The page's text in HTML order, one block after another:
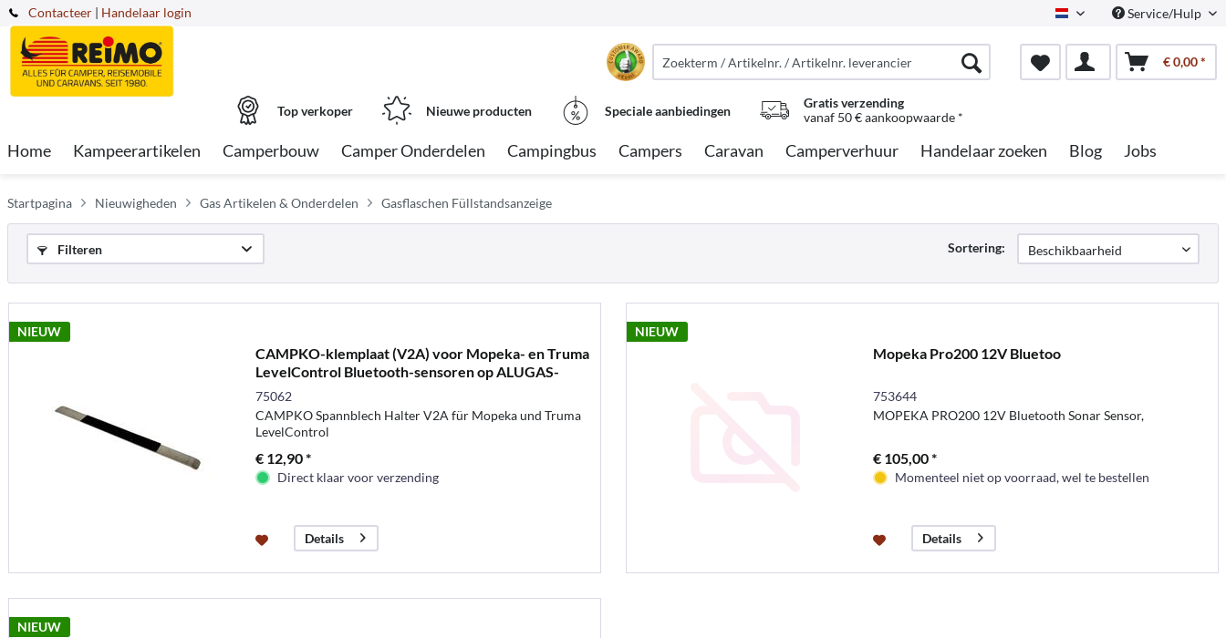
Contacteer Dutch Service/Hulp
| Handelaar login
€ 0,00 *
Top verkoper Nieuwe producten Speciale aanbiedingen
Gratis verzending
vanaf 50 € aankoopwaarde *
Home Kampeerartikelen Camperbouw Camper Onderdelen Campingbus Campers Caravan Camperverhuur Handelaar zoeken Blog Jobs
Startpagina Nieuwigheden Gas Artikelen & Onderdelen Gasflaschen Füllstandsanzeige
Filteren Sortering:
NIEUW
CAMPKO-klemplaat (V2A) voor Mopeka- en Truma
LevelControl Bluetooth-sensoren op ALUGAS-
gasflessen
75062
CAMPKO Spannblech Halter V2A für Mopeka und Truma
LevelControl
€ 12,90 *
Direct klaar voor verzending
Details
NIEUW
Mopeka Pro200 12V Bluetoo
753644
MOPEKA PRO200 12V Bluetooth Sonar Sensor,
€ 105,00 *
Momenteel niet op voorraad, wel te bestellen
Details
NIEUW